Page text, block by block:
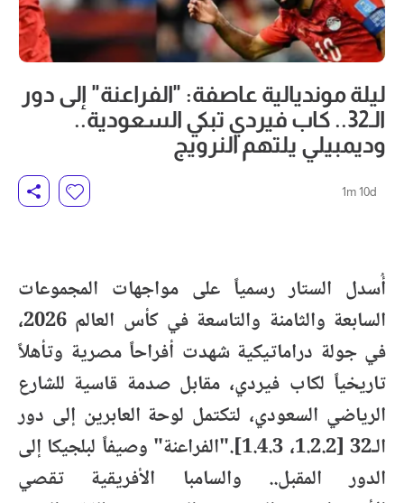
ليلة مونديالية عاصفة: "الفراعنة" إلى دور
الـ32.. كاب فيردي تبكي السعودية..
وديمبيلي يلتهم النرويج
1m 10d
أُسدل الستار رسمياً على مواجهات المجموعات
السابعة والثامنة والتاسعة في كأس العالم 2026،
في جولة دراماتيكية شهدت أفراحاً مصرية وتأهلاً
تاريخياً لكاب فيردي، مقابل صدمة قاسية للشارع
الرياضي السعودي، لتكتمل لوحة العابرين إلى دور
الـ32 [1.2.2، 1.4.3]."الفراعنة" وصيفاً لبلجيكا إلى
الدور المقبل.. والسامبا الأفريقية تقصي